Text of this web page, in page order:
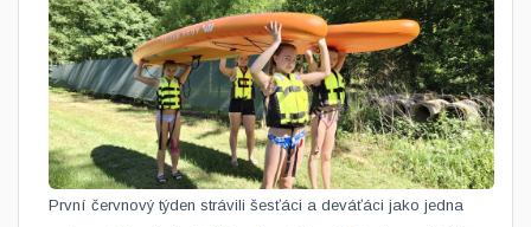
​První červnový týden strávili šesťáci a deváťáci jako jedna